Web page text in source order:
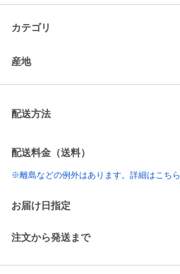
カテゴリ
産地
配送方法
配送料金（送料）
※離島などの例外はあります。詳細はこちら
お届け日指定
注文から発送まで